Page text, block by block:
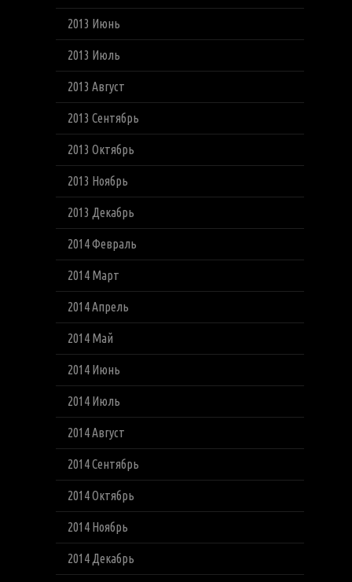
2013 Июнь
2013 Июль
2013 Август
2013 Сентябрь
2013 Октябрь
2013 Ноябрь
2013 Декабрь
2014 Февраль
2014 Март
2014 Апрель
2014 Май
2014 Июнь
2014 Июль
2014 Август
2014 Сентябрь
2014 Октябрь
2014 Ноябрь
2014 Декабрь